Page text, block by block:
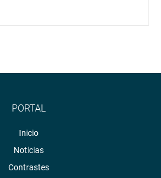
PORTAL
Inicio
Noticias
Contrastes